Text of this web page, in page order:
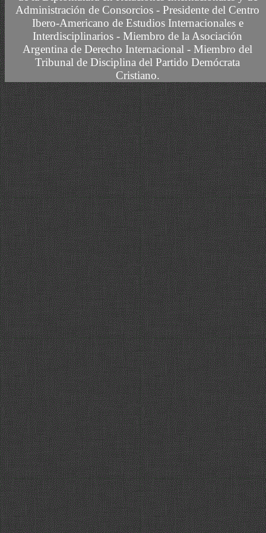
Administración de Consorcios - Presidente del Centro
Ibero-Americano de Estudios Internacionales e
Interdisciplinarios - Miembro de la Asociación
Argentina de Derecho Internacional - Miembro del
Tribunal de Disciplina del Partido Demócrata
Cristiano.